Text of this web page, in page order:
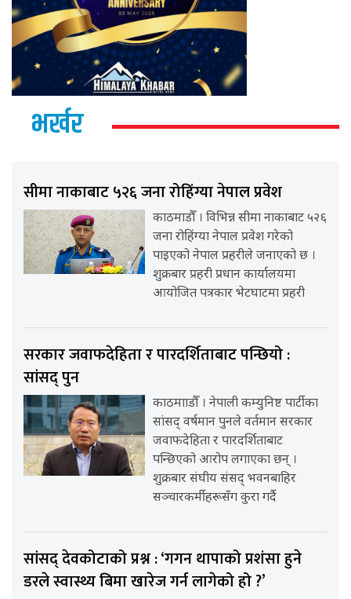
भर्खर
सीमा नाकाबाट ५२६ जना रोहिंग्या नेपाल प्रवेश
काठमाडौँ । विभिन्न सीमा नाकाबाट ५२६
जना रोहिंग्या नेपाल प्रवेश गरेको
पाइएको नेपाल प्रहरीले जनाएको छ ।
शुक्रबार प्रहरी प्रधान कार्यालयमा
आयोजित पत्रकार भेटघाटमा प्रहरी
सरकार जवाफदेहिता र पारदर्शिताबाट पन्छियो :
सांसद् पुन
काठमााडौँ । नेपाली कम्युनिष्ट पार्टीका
सांसद् वर्षमान पुनले वर्तमान सरकार
जवाफदेहिता र पारदर्शिताबाट
पन्छिएको आरोप लगाएका छन् ।
शुक्रबार संघीय संसद् भवनबाहिर
सञ्चारकर्मीहरूसँग कुरा गर्दै
सांसद् देवकोटाको प्रश्न : ‘गगन थापाको प्रशंसा हुने
डरले स्वास्थ्य बिमा खारेज गर्न लागेको हो ?’